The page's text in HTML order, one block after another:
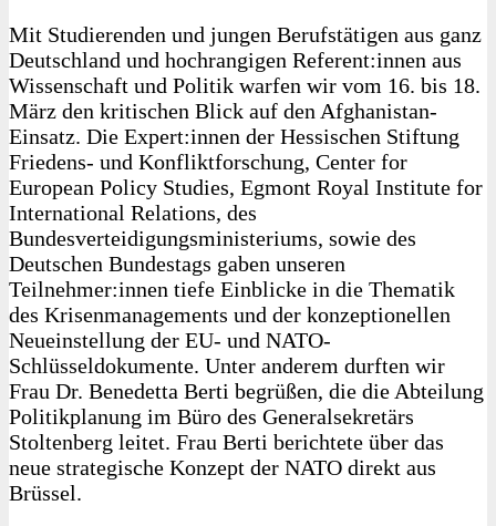
Mit Studierenden und jungen Berufstätigen aus ganz
Deutschland und hochrangigen Referent:innen aus
Wissenschaft und Politik warfen wir vom 16. bis 18.
März den kritischen Blick auf den Afghanistan-
Einsatz. Die Expert:innen der Hessischen Stiftung
Friedens- und Konfliktforschung, Center for
European Policy Studies, Egmont Royal Institute for
International Relations, des
Bundesverteidigungsministeriums, sowie des
Deutschen Bundestags gaben unseren
Teilnehmer:innen tiefe Einblicke in die Thematik
des Krisenmanagements und der konzeptionellen
Neueinstellung der EU- und NATO-
Schlüsseldokumente. Unter anderem durften wir
Frau Dr. Benedetta Berti begrüßen, die die Abteilung
Politikplanung im Büro des Generalsekretärs
Stoltenberg leitet. Frau Berti berichtete über das
neue strategische Konzept der NATO direkt aus
Brüssel.